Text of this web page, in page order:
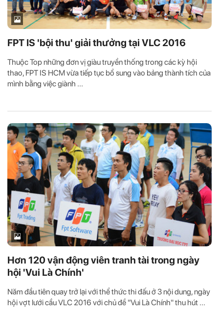
FPT IS 'bội thu' giải thưởng tại VLC 2016
Thuộc Top những đơn vị giàu truyền thống trong các kỳ hội
thao, FPT IS HCM vừa tiếp tục bổ sung vào bảng thành tích của
mình bằng việc giành ...
Hơn 120 vận động viên tranh tài trong ngày
hội 'Vui Là Chính'
Năm đầu tiên quay trở lại với thể thức thi đấu ở 3 nội dung, ngày
hội vợt lưới cầu VLC 2016 với chủ đề "Vui Là Chính" thu hút ...